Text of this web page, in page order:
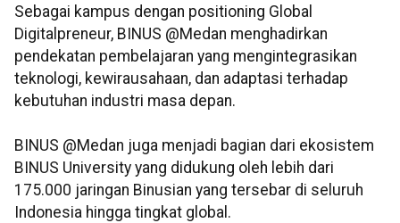
Sebagai kampus dengan positioning Global
Digitalpreneur, BINUS @Medan menghadirkan
pendekatan pembelajaran yang mengintegrasikan
teknologi, kewirausahaan, dan adaptasi terhadap
kebutuhan industri masa depan.
BINUS @Medan juga menjadi bagian dari ekosistem
BINUS University yang didukung oleh lebih dari
175.000 jaringan Binusian yang tersebar di seluruh
Indonesia hingga tingkat global.